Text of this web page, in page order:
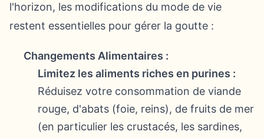
l'horizon, les modifications du mode de vie
restent essentielles pour gérer la goutte :
Changements Alimentaires :
Limitez les aliments riches en purines :
Réduisez votre consommation de viande
rouge, d'abats (foie, reins), de fruits de mer
(en particulier les crustacés, les sardines,